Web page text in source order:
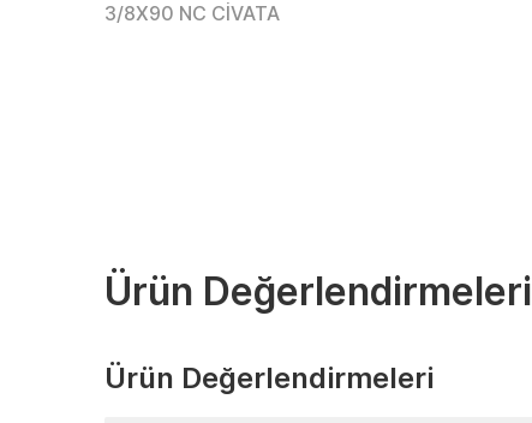
3/8X90 NC CİVATA
Ürün Değerlendirmeleri
Ürün Değerlendirmeleri